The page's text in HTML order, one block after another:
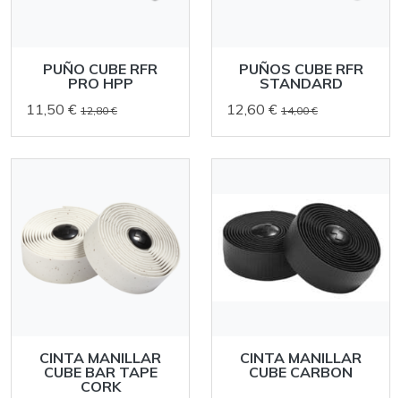
PUÑO CUBE RFR
PRO HPP
11,50 € 12,80 €
PUÑOS CUBE RFR
STANDARD
12,60 € 14,00 €
CINTA MANILLAR
CUBE BAR TAPE
CORK
CINTA MANILLAR
CUBE CARBON